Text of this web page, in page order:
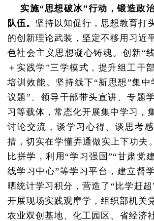
实施“思想破冰”行动 ，锻造政
队伍。 坚持以知促行，思想教育打
的创新理论武装，坚定不移用习近
色社会主义思想凝心铸魂。创新“
＋实践学”三学模式，提升组工干
培训效能。坚持线下“新思想”集中
议题”、领导干部带头宣讲、专题
习等载体，常态化开展集中学习，
讨论交流，谈学习心得、谈思考
措，切实在学懂弄通做实上下功夫
比拼学，利用“学习强国”“甘肃党
线学习中心”等学习平台，建立督
晒统计学习积分，营造了“比学赶超
开展现场实践观摩学，组织部机关
农业双创基地、化工园区、省经济